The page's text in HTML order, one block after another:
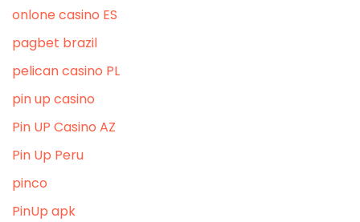
onlone casino ES
pagbet brazil
pelican casino PL
pin up casino
Pin UP Casino AZ
Pin Up Peru
pinco
PinUp apk